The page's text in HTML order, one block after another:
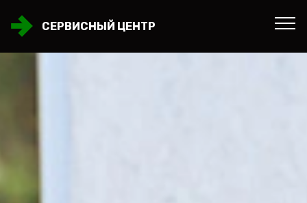
СЕРВИСНЫЙ ЦЕНТР